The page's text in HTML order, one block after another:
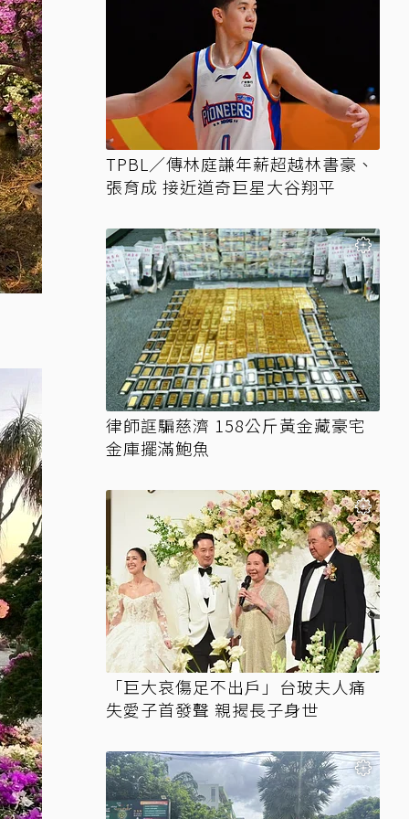
TPBL／傳林庭謙年薪超越林書豪、
張育成 接近道奇巨星大谷翔平
律師誆騙慈濟 158公斤黃金藏豪宅
金庫擺滿鮑魚
「巨大哀傷足不出戶」台玻夫人痛
失愛子首發聲 親揭長子身世